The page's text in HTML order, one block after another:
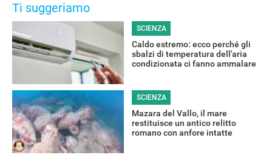
Ti suggeriamo
SCIENZA
Caldo estremo: ecco perché gli
sbalzi di temperatura dell'aria
condizionata ci fanno ammalare
SCIENZA
Mazara del Vallo, il mare
restituisce un antico relitto
romano con anfore intatte